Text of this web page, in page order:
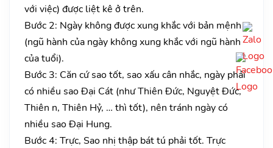
với việc) được liệt kê ở trên.
Bước 2: Ngày không được xung khắc với bản mệnh
(ngũ hành của ngày không xung khắc với ngũ hành
của tuổi).
Bước 3: Căn cứ sao tốt, sao xấu cân nhắc, ngày phải
có nhiều sao Đại Cát (như Thiên Đức, Nguyệt Đức,
Thiên n, Thiên Hỷ, … thì tốt), nên tránh ngày có
nhiều sao Đại Hung.
Bước 4: Trực, Sao nhị thập bát tú phải tốt. Trực